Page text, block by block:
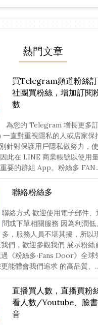
熱門文章
買Telegram頻道粉絲
社團買粉絲，增加訂閱
數
為您的 Telegram 增長更多
直對重視隱私的人或店家保
針對保護用戶隱私做努力，
此在 LINE 商業帳號以使用
要的群組 App。粉絲多
聯絡粉絲多
聯絡方式 歡迎使用電子郵件、
問或下單相關服務 因為利潤
多，服務人員不堪其擾，所以
們，歡迎參觀我們 展示粉絲
《粉絲多‧Fans Door》全球
能體會我們追求 的高品質、
直播買人數，直播買粉
看人數/Youtube、臉
音